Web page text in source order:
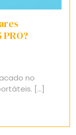
no
[...]